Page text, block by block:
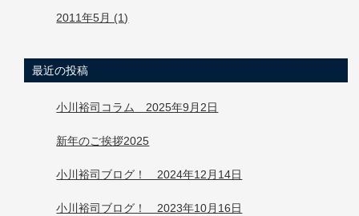
2011年5月 (1)
最近の投稿
小川裕司コラム 2025年9月2日
新年のご挨拶2025
小川裕司ブログ！ 2024年12月14日
小川裕司ブログ！ 2023年10月16日